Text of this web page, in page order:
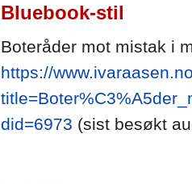
Bluebook-stil
Boteråder mot mistak i
https://
did=6973 (sist besøkt